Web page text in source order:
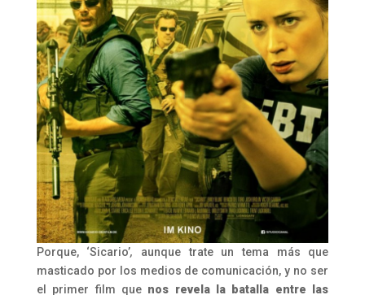
Porque, ‘Sicario’, aunque trate un tema más que
masticado por los medios de comunicación, y no ser
el primer film que nos revela la batalla entre las